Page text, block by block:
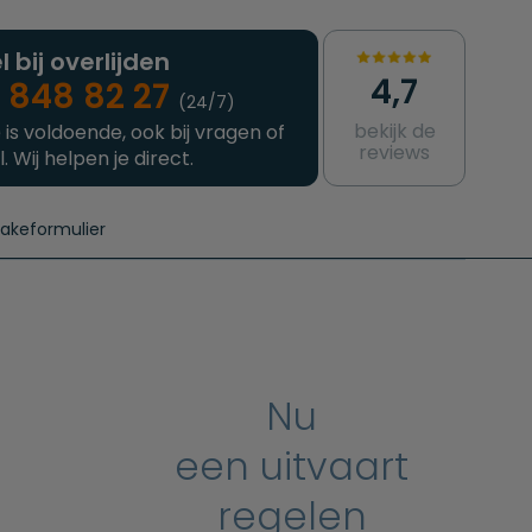
bij overlijden
82 27 (24/7)
voldoende, ook bij vragen of
Wij helpen je direct.
4,7
bekijk de
reviews
Nu
een uitvaart
regelen